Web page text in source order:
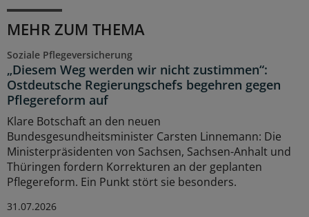
MEHR ZUM THEMA
Soziale Pflegeversicherung
„Diesem Weg werden wir nicht zustimmen“:
Ostdeutsche Regierungschefs begehren gegen
Pflegereform auf
Klare Botschaft an den neuen
Bundesgesundheitsminister Carsten Linnemann: Die
Ministerpräsidenten von Sachsen, Sachsen-Anhalt und
Thüringen fordern Korrekturen an der geplanten
Pflegereform. Ein Punkt stört sie besonders.
31.07.2026